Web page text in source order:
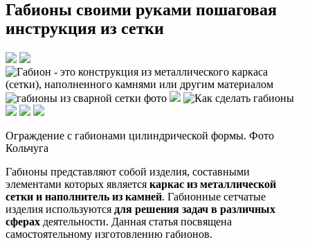
Габионы своими руками пошаговая
инструкция из сетки
Ограждение с габионами цилиндрической формы. Фото
Кольчуга
Габионы представляют собой изделия, составными
элементами которых является каркас из металлической
сетки и наполнитель из камней. Габионные сетчатые
изделия используются для решения задач в различных
сферах деятельности. Данная статья посвящена
самостоятельному изготовлению габионов.